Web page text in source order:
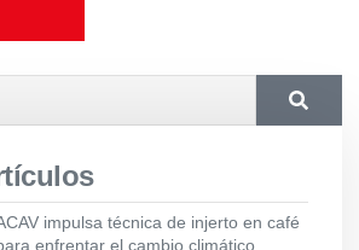
impulsa técnica de injerto en café
enfrentar el cambio climático